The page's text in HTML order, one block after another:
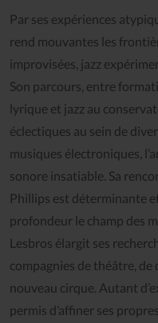
Par ses expériences
rend mouvantes les
improvisées, jazz
Son parcours, entre
lyrique et jazz au
éclectiques au sein de
musiques électroniques,
sonore insatiable. Sa
Phillips est déterminante
profondeur le champ des
Lesbros élargit ses
compagnies de théâtre,
nouveau cirque. Autant
permis d’affiner ses